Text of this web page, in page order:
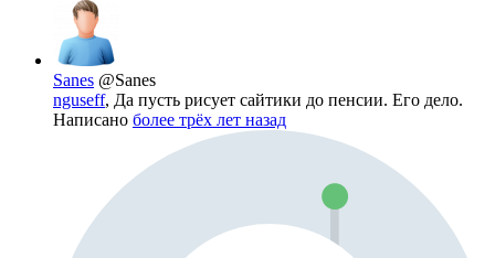
Sanes @Sanes
nguseff, Да пусть рисует сайтики до пенсии. Его дело.
Написано более трёх лет назад